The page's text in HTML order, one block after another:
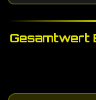
Gesamtwert